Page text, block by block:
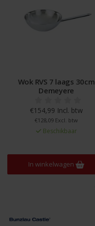
Wok RVS 7 laags 30cm
Demeyere
€154,99 Incl. btw
€128,09 Excl. btw
Beschikbaar
In winkelwagen